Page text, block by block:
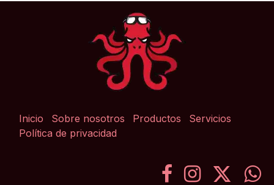
Inicio Sobre nosotros Productos
Servicios
Política de privacidad